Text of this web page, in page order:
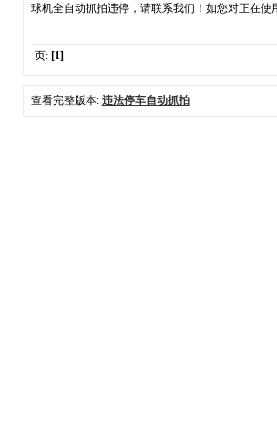
球机全自动抓拍违停，请联系我们！如您对正在
页: [1]
查看完整版本: 违法停车自动抓拍